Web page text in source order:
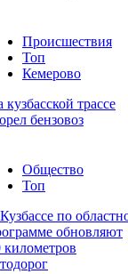
Происшествия
Топ
Кемерово
кузбасской трассе
бензовоз
Общество
Топ
по
обновляют
километров